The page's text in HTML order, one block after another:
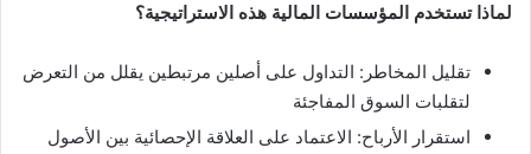
لماذا تستخدم المؤسسات المالية هذه الاستراتيجية؟
تقليل المخاطر: التداول على أصلين مرتبطين يقلل من التعرض
لتقلبات السوق المفاجئة
استقرار الأرباح: الاعتماد على العلاقة الإحصائية بين الأصول